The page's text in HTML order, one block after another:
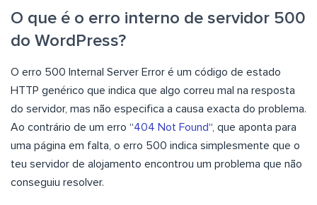
O que é o erro interno de servidor 500
do WordPress?
O erro 500 Internal Server Error é um código de estado
HTTP genérico que indica que algo correu mal na resposta
do servidor, mas não especifica a causa exacta do problema.
Ao contrário de um erro “404 Not Found“, que aponta para
uma página em falta, o erro 500 indica simplesmente que o
teu servidor de alojamento encontrou um problema que não
conseguiu resolver.